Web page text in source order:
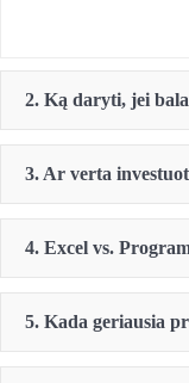
2. Ką daryti, jei
3. Ar verta
4. Excel vs.
praeities
5. Kada geriausia